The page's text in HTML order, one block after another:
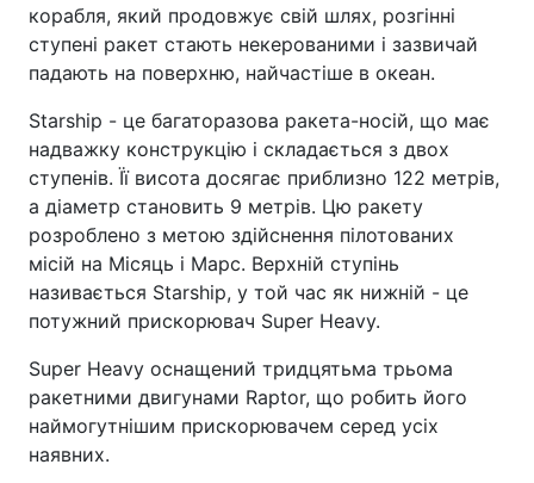
корабля, який продовжує свій шлях, розгінні
ступені ракет стають некерованими і зазвичай
падають на поверхню, найчастіше в океан.
Starship - це багаторазова ракета-носій, що має
надважку конструкцію і складається з двох
ступенів. Її висота досягає приблизно 122 метрів,
а діаметр становить 9 метрів. Цю ракету
розроблено з метою здійснення пілотованих
місій на Місяць і Марс. Верхній ступінь
називається Starship, у той час як нижній - це
потужний прискорювач Super Heavy.
Super Heavy оснащений тридцятьма трьома
ракетними двигунами Raptor, що робить його
наймогутнішим прискорювачем серед усіх
наявних.